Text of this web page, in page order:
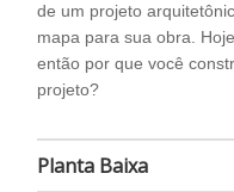
de um projeto
mapa para sua obra.
então por que você
projeto?
Planta Baixa